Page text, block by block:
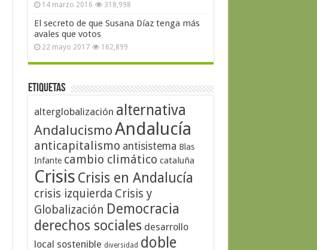
14 marzo 2016 318,998
El secreto de que Susana Díaz tenga más
avales que votos
22 mayo 2017 162,899
Etiquetas
alterglobalización alternativa
AndalucismoAndalucía
anticapitalismo antisistema Blas
Infante cambio climático cataluña
Crisis Crisis en Andalucía
crisis izquierda Crisis y
Globalización Democracia
derechos sociales desarrollo
local sostenible diversidad doble